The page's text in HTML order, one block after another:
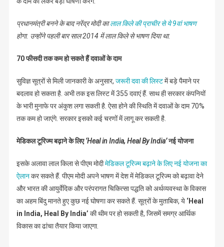
प्रधानमंत्री बनने के बाद नरेंद्र मोदी कालाल किले की प्राचीर से ये 9वां भाषण
होगा. उन्होंने पहली बार साल 2014 में लाल किले से भाषण दिया था.
70 फीसदी तक कम हो सकते हैं दवाओं के दाम
सुविज्ञ सूत्रों से मिली जानकारी के अनुसार, जरूरी दवा की लिस्टमें बड़े पैमाने पर
बदलाव हो सकता है. अभी तक इस लिस्ट में 355 दवाएं हैं. साथ ही सरकार कंपनियों
के भारी मुनाफे पर अंकुश लगा सकती है. ऐसा होने की स्थिति में दवाओं के दाम 70%
तक कम हो जाएंगे. सरकार इसको कई चरणों में लागू कर सकती है.
मेडिकल टूरिज्म बढ़ाने के लिए‘Heal in India, Heal By India’नई योजना
इसके अलावा लाल किला से पीएम मोदीमेडिकल टूरिज्म बढ़ाने के लिए नई योजना का
ऐलानकर सकते हैं. पीएम मोदी अपने भाषण में देश में मेडिकल टूरिज्म को बढ़ावा देने
और भारत की आयुर्वेदिक और परंपरागत चिकित्सा पद्धति को अर्थव्यवस्था के विकास
का अहम बिंदु मानते हुए कुछ नई घोषणा कर सकते हैं. सूत्रों के मुताबिक, ये ‘Heal
in India, Heal By India’ की थीम पर हो सकती है, जिसमें समग्र आर्थिक
विकास का ढांचा तैयार किया जाएगा.